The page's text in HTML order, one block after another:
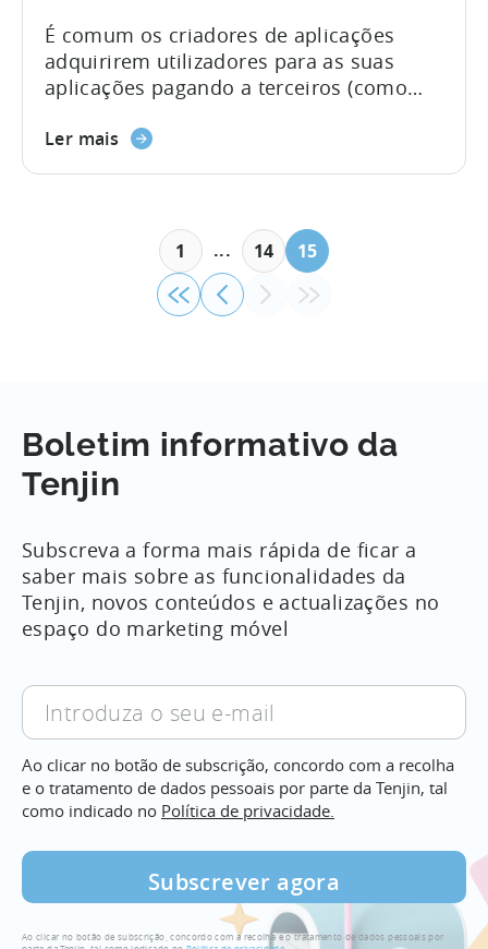
É comum os criadores de aplicações
adquirirem utilizadores para as suas
aplicações pagando a terceiros (como
utilizadores é um investimento. Para
recuperar os dólares investidos. O tempo
até à rentabilidade (TTP), também
conhecido como "tempo para atingir o
ponto de equilíbrio", é...
Ler mais
1 ... 14 15
Boletim informativo da
Tenjin
Subscreva a forma mais rápida de ficar a
saber mais sobre as funcionalidades da
Tenjin, novos conteúdos e actualizações no
espaço do marketing móvel
Introduza
seu
e-
mail
Ao clicar no botão de subscrição, concordo com a recolha
e o tratamento de dados pessoais por parte da Tenjin, tal
como indicado no Política de privacidade.
Ao clicar no botão de subscrição, concordo com a recolha e o tratamento de dados pessoais por